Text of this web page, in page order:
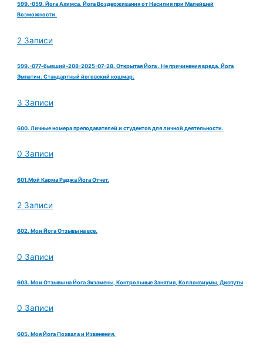
599.-059. Йога Ахимса. Йога Воздерживания от Насилия при Малейшей
Возможности.
2 Записи
599.-077-бывший-208-2025-07-28. Открытая Йога . Не причинения вреда. Йога
Эмпатии. Стандартный йоговский кошмар.
3 Записи
600. Личные номера преподавателей и студентов для личной деятельности.
0 Записи
601.Мой Карма Раджа Йога Отчет.
2 Записи
602. Мои Йога Отзывы на все.
0 Записи
603. Мои Отзывы на Йога Экзамены, Контрольные Занятия, Коллоквиумы, Диспуты
0 Записи
605. Моя Йога Похвала и Извенения.